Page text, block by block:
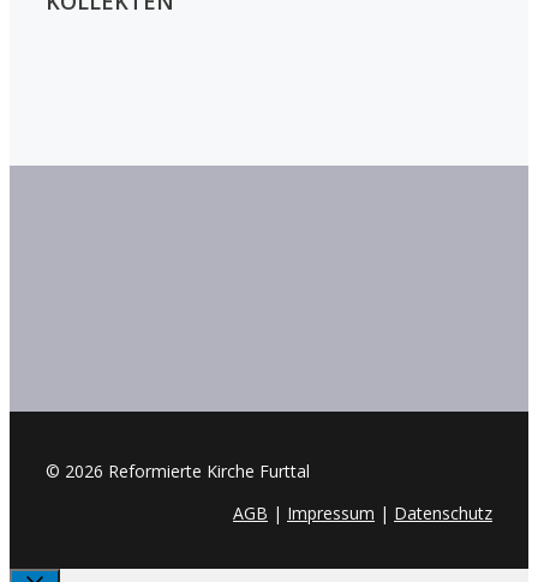
© 2026 Reformierte Kirche Furttal
AGB | Impressum | Datenschutz